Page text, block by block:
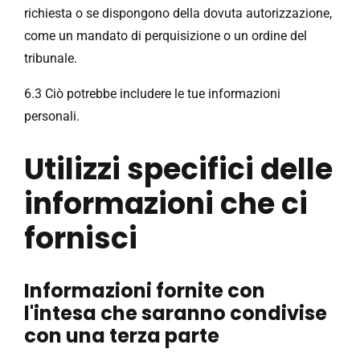
richiesta o se dispongono della dovuta autorizzazione,
come un mandato di perquisizione o un ordine del
tribunale.
6.3 Ciò potrebbe includere le tue informazioni
personali.
Utilizzi specifici delle
informazioni che ci
fornisci
Informazioni fornite con
l'intesa che saranno condivise
con una terza parte